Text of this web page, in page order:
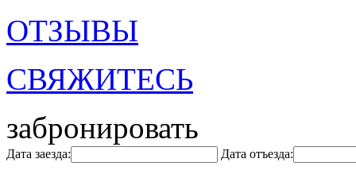
ОТЗЫВЫ
СВЯЖИТЕСЬ
забронировать
Дата заезда: Дата отъезда: